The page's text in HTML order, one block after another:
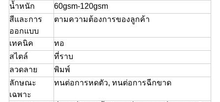
น้ำหนัก
60gsm-120gsm
สีและการ
ออกแบบ
ตามความต้องการของลูกค้า
เทคนิค
ทอ
สไตล์
ที่ราบ
ลวดลาย
พิมพ์
ลักษณะ
เฉพาะ
ทนต่อการหดตัว, ทนต่อการฉีกขาด